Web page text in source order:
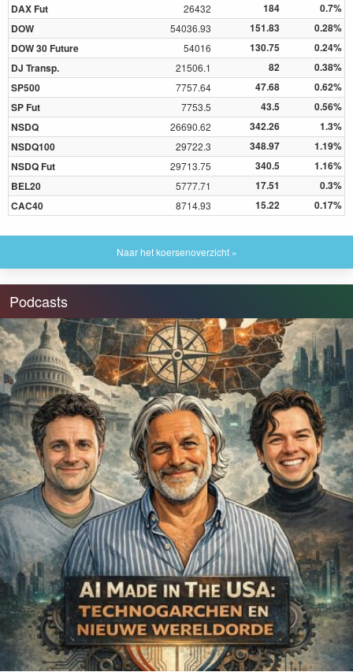
DAX Fut
26432 184
0.7%
DOW
54036.93 151.83
0.28%
DOW 30 Future
54016 130.75
0.24%
DJ Transp.
21506.1 82
0.38%
SP500
7757.64 47.68
0.62%
SP Fut
7753.5 43.5
0.56%
NSDQ
26690.62 342.26
1.3%
NSDQ100
29722.3 348.97
1.19%
NSDQ Fut
29713.75 340.5
1.16%
BEL20
5777.71 17.51
0.3%
CAC40
8714.93 15.22 0.17%
Naar het koersenoverzicht »
Podcasts